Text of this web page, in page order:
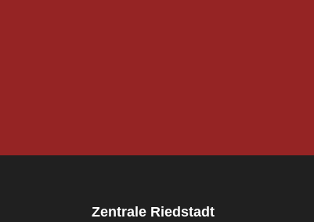
Zentrale Riedstadt